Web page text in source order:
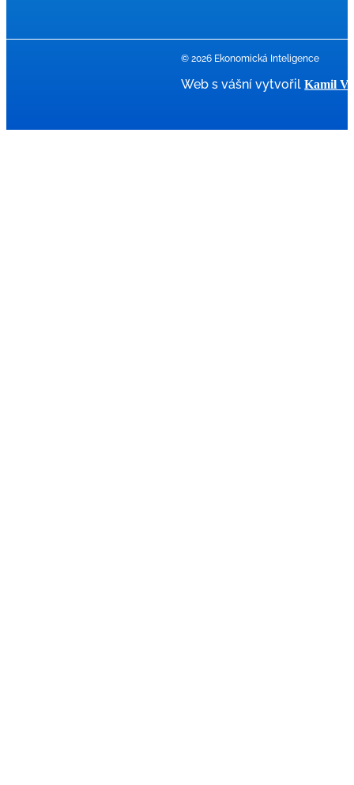
© 2026 Ekonomická Inteligence
Web s vášní vytvořil Kamil